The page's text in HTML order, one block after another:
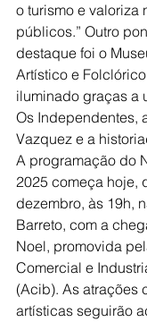
o turismo e valoriza
públicos.” Outro
destaque foi o
Artístico e
iluminado graças a
Os Independentes,
Vazquez e a
A programação do
2025 começa hoje,
dezembro, às 19h,
Barreto, com a
Noel, promovida
Comercial e
(Acib). As atrações
artísticas seguirão